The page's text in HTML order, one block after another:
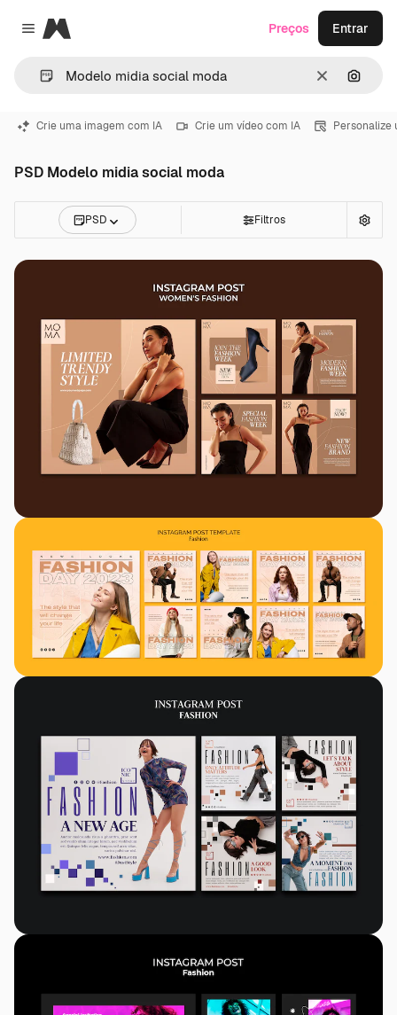
Close menu
Magnific
Limpar
Preços Entrar
Crie uma imagem com IA Crie um vídeo com IA Personalize
PSD Modelo midia social moda
PSD Filtros